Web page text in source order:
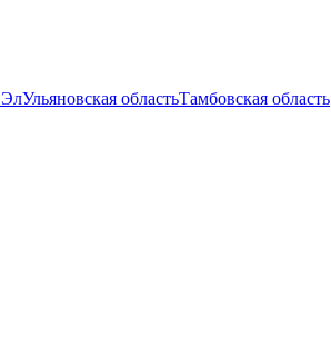
ЭлУльяновская областьТамбовская область